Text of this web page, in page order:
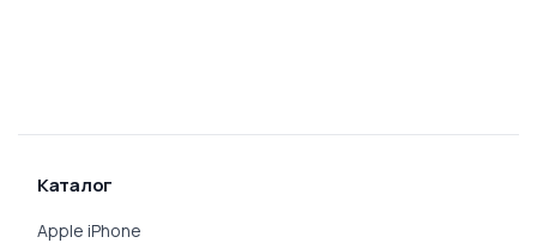
Каталог
Apple iPhone